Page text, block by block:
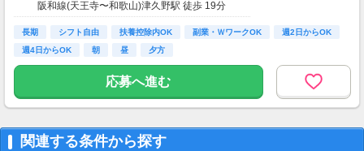
【昇給制度について】
・雇用形態：パート・アルバイト
・昇給額：平均50円※昨年度実績
・回数：年1回以上
・反映時期：決定した翌月分の給与から反映
・評価手法：仕事に対しての姿勢と能力にて判
阪和線(天王寺〜和歌山)津久野駅 徒歩 19分
長期 シフト自由 扶養控除内OK 副業・ＷワークOK
週2日からOK
週4日からOK
朝 昼 夕方
応募へ進む
関連する条件から探す